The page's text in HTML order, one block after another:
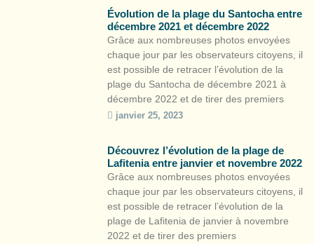
publique afin de présenter différents projets,
dont CoastSnap […]
Évolution de la plage du Santocha entre
décembre 2021 et décembre 2022
Grâce aux nombreuses photos envoyées
chaque jour par les observateurs citoyens, il
est possible de retracer l’évolution de la
plage du Santocha de décembre 2021 à
décembre 2022 et de tirer des premiers
enseignements scientifiques.
sableux formant le haut de plage) avec une
pente […]
janvier 25, 2023
Découvrez l’évolution de la plage de
Lafitenia entre janvier et novembre 2022
Grâce aux nombreuses photos envoyées
chaque jour par les observateurs citoyens, il
est possible de retracer l’évolution de la
plage de Lafitenia de janvier à novembre
2022 et de tirer des premiers